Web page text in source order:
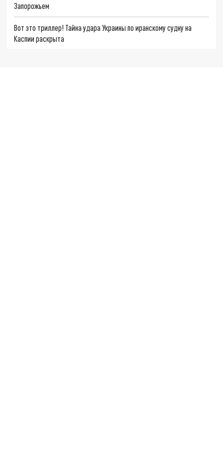
Запорожьем
Вот это триллер! Тайна удара Украины по иранскому судну на
Каспии раскрыта